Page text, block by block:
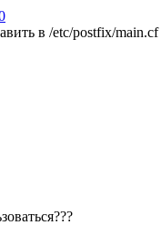
в /etc/postfix/